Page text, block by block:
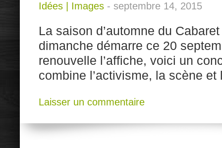
Idées Images - septembre 14, 2015
La saison d’automne du
dimanche démarre ce 20
renouvelle l’affiche, voici un
combine l’activisme, la scène et
Laisser un commentaire